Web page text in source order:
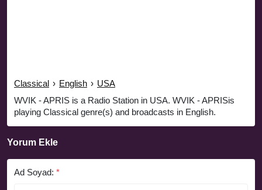
Classical › English › USA
WVIK - APRIS is a Radio Station in USA. WVIK - APRISis
playing Classical genre(s) and broadcasts in English.
Yorum Ekle
Ad Soyad: *